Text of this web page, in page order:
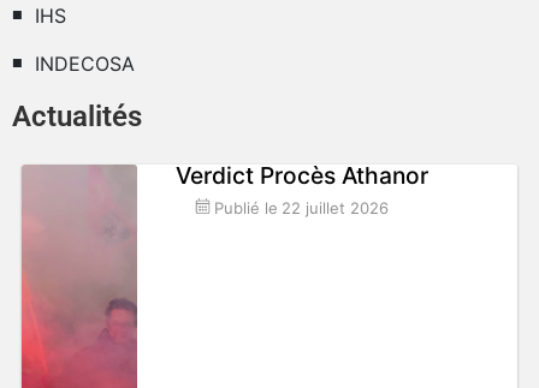
IHS
INDECOSA
Actualités
Verdict Procès Athanor
Publié le 22 juillet 2026